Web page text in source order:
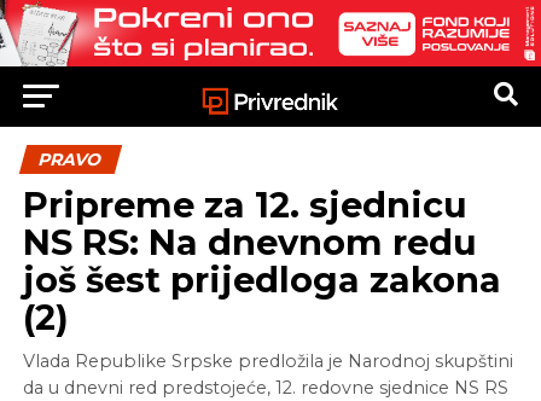
PRAVO
Pripreme za 12. sjednicu
NS RS: Na dnevnom redu
još šest prijedloga zakona
(2)
Vlada Republike Srpske predložila je Narodnoj skupštini
da u dnevni red predstojeće, 12. redovne sjednice NS RS